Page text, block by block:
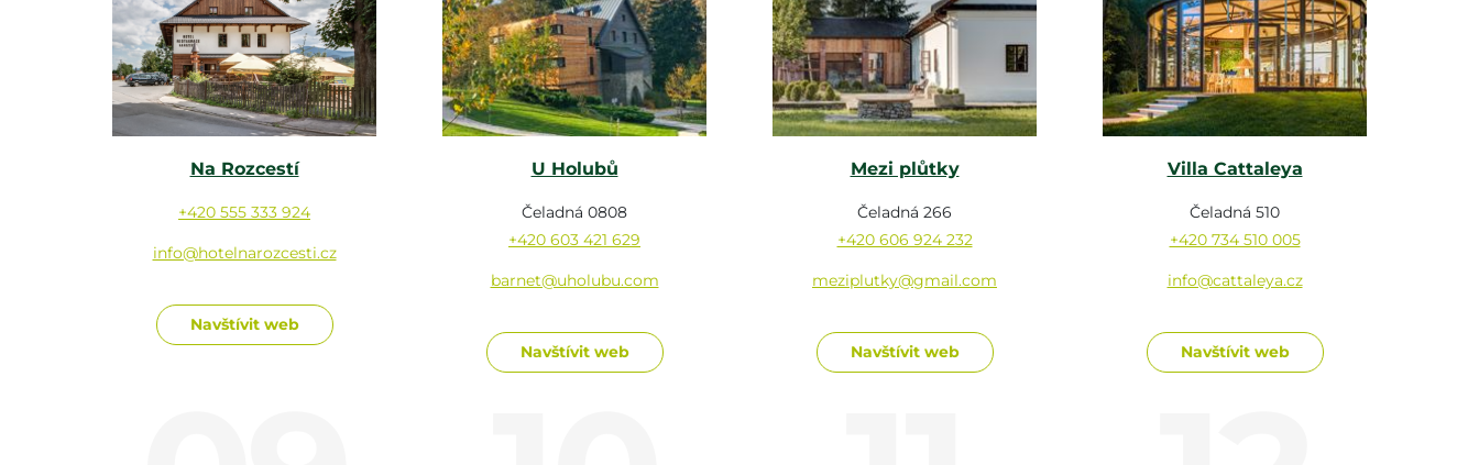
Na Rozcestí
+420 555 333 924
info@hotelnarozcesti.cz
Navštívit web
U Holubů
Čeladná 0808
+420 603 421 629
barnet@uholubu.com
Navštívit web
Mezi plůtky
Čeladná 266
+420 606 924 232
meziplutky@gmail.com
Navštívit web
Villa Cattaleya
Čeladná 510
+420 734 510 005
info@cattaleya.cz
Navštívit web